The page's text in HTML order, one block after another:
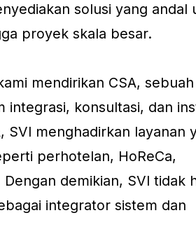
solusi yang andal
proyek skala besar.
mendirikan CSA, sebuah
konsultasi, dan
SVI menghadirkan layanan
perhotelan, HoReCa,
demikian, SVI tidak
integrator sistem dan